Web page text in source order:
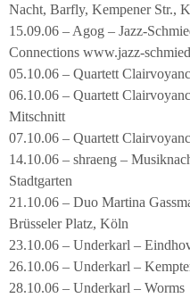
Nacht, Barfly, Kempener Str.,
15.09.06 – Agog – Jazz-
Connections www.jazz-
05.10.06 – Quartett
06.10.06 – Quartett
Mitschnitt
07.10.06 – Quartett
14.10.06 – shraeng –
Stadtgarten
21.10.06 – Duo Martina
Brüsseler Platz, Köln
23.10.06 – Underkarl –
26.10.06 – Underkarl –
28.10.06 – Underkarl – Worms